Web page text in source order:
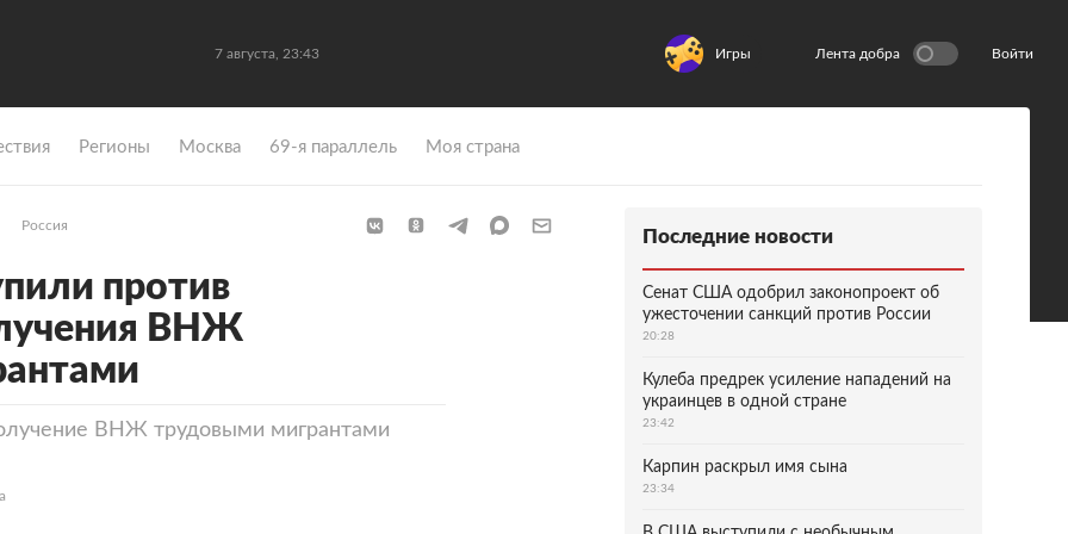
7 августа, 23:43 Игры Лента добра Войти
Регионы Москва 69-я параллель Моя страна
Россия
против
ВНЖ
ВНЖ трудовыми мигрантами
Последние новости
Сенат США одобрил законопроект об
ужесточении санкций против России
20:28
Кулеба предрек усиление нападений на
украинцев в одной стране
23:42
Карпин раскрыл имя сына
23:34